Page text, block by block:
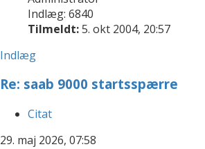
Indlæg: 6840
Tilmeldt:5. okt 2004, 20:57
Indlæg
Re: saab 9000 startsspærre
Citat
29. maj 2026, 07:58